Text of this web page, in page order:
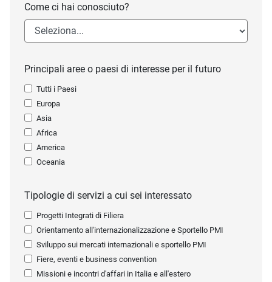
Come ci hai conosciuto?
Principali aree o paesi di interesse per il futuro
Tutti i Paesi
Europa
Asia
Africa
America
Oceania
Tipologie di servizi a cui sei interessato
Progetti Integrati di Filiera
Orientamento all'internazionalizzazione e Sportello PMI
Sviluppo sui mercati internazionali e sportello PMI
Fiere, eventi e business convention
Missioni e incontri d'affari in Italia e all'estero